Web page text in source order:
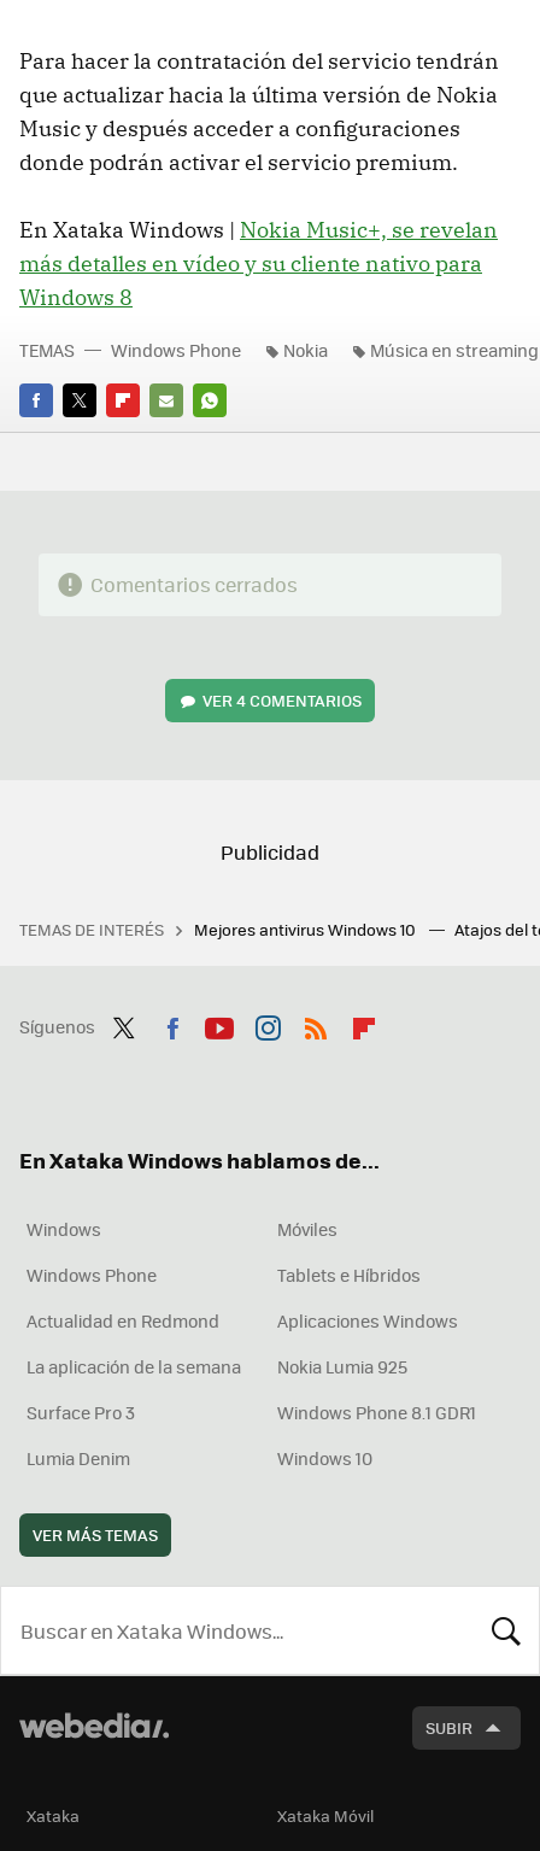
Para hacer la contratación del servicio tendrán
que actualizar hacia la última versión de Nokia
Music y después acceder a configuraciones
donde podrán activar el servicio premium.
En Xataka Windows | Nokia Music+, se revelan
más detalles en vídeo y su cliente nativo para
Windows 8
FACEBOOK
TWITTERFLIPBOARD
E-
WHATSAPP
TEMAS Windows Phone Nokia Música en streaming
Comentarios cerrados
VER4 COMENTARIOS
TEMAS DE INTERÉS Mejores antivirus Windows 10 Atajos del
Síguenos
En Xataka Windows hablamos de...
Windows
Móviles
Windows Phone
Tablets e Híbridos
Actualidad en Redmond
Aplicaciones Windows
La aplicación de la semana
Nokia Lumia 925
Surface Pro 3
Windows Phone 8.1 GDR1
Lumia Denim
Windows 10
VER MÁS TEMAS
SUBIR
Xataka
Xataka Móvil